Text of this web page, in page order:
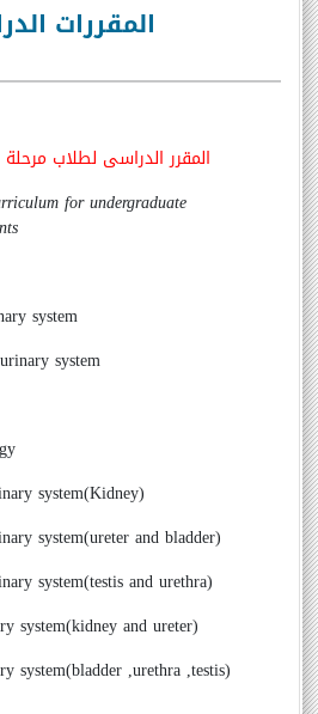
المقررات
المقرر الدراسى لطلاب
for undergraduate
system
system
system(Kidney)
system(ureter and bladder)
system(testis and urethra)
system(kidney and ureter)
system(bladder ,urethra ,testis)